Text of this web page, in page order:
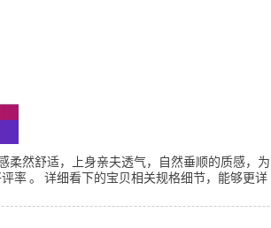
然舒适，上身亲夫透气，自然垂顺的质感，为
率。 详细看下的宝贝相关规格细节，能够更详